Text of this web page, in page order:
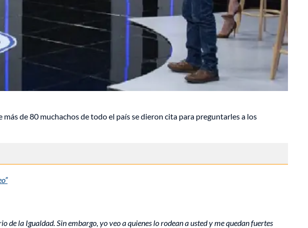
de 80 muchachos de todo el país se dieron cita para preguntarles a los
la Igualdad. Sin embargo, yo veo a quienes lo rodean a usted y me quedan fuertes